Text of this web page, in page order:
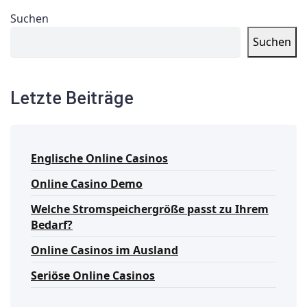
Suchen
Suchen
Letzte Beiträge
Englische Online Casinos
Online Casino Demo
Welche Stromspeichergröße passt zu Ihrem
Bedarf?
Online Casinos im Ausland
Seriöse Online Casinos